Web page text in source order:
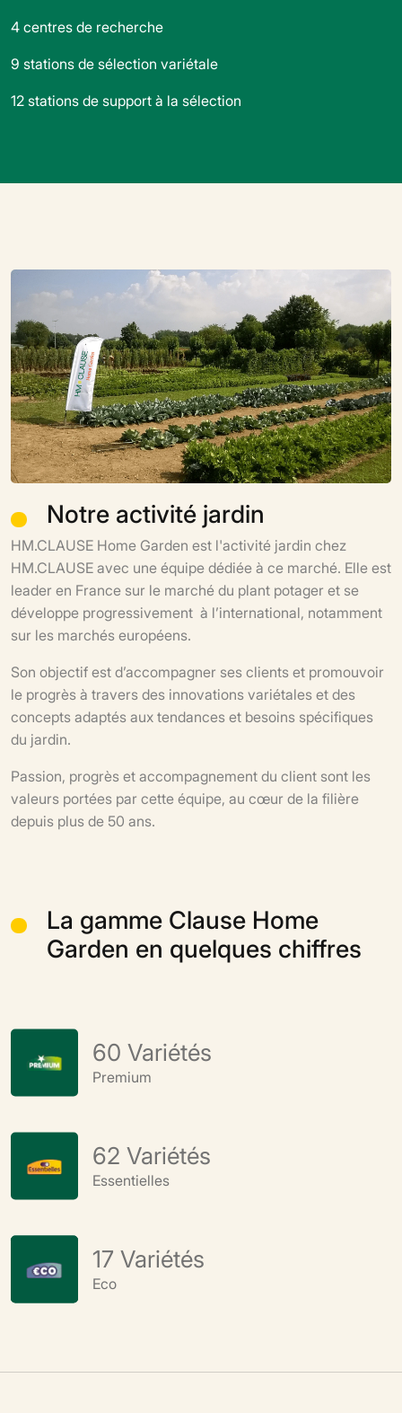
4 centres de recherche
9 stations de sélection variétale
12 stations de support à la sélection
Notre activité jardin
HM.CLAUSE Home Garden est l'activité jardin chez
HM.CLAUSE avec une équipe dédiée à ce marché. Elle est
leader en France sur le marché du plant potager et se
développe progressivement à l’international, notamment
sur les marchés européens.
Son objectif est d’accompagner ses clients et promouvoir
le progrès à travers des innovations variétales et des
concepts adaptés aux tendances et besoins spécifiques
du jardin.
Passion, progrès et accompagnement du client sont les
valeurs portées par cette équipe, au cœur de la filière
depuis plus de 50 ans.
La gamme Clause Home
Garden en quelques chiffres
67Variétés
Premium
62 Variétés
Essentielles
17 Variétés
Eco